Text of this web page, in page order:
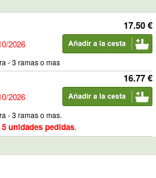
17.50 €
2026
- 3 ramas o mas
16.77 €
2026
- 3 ramas o mas.
unidades pedidas.